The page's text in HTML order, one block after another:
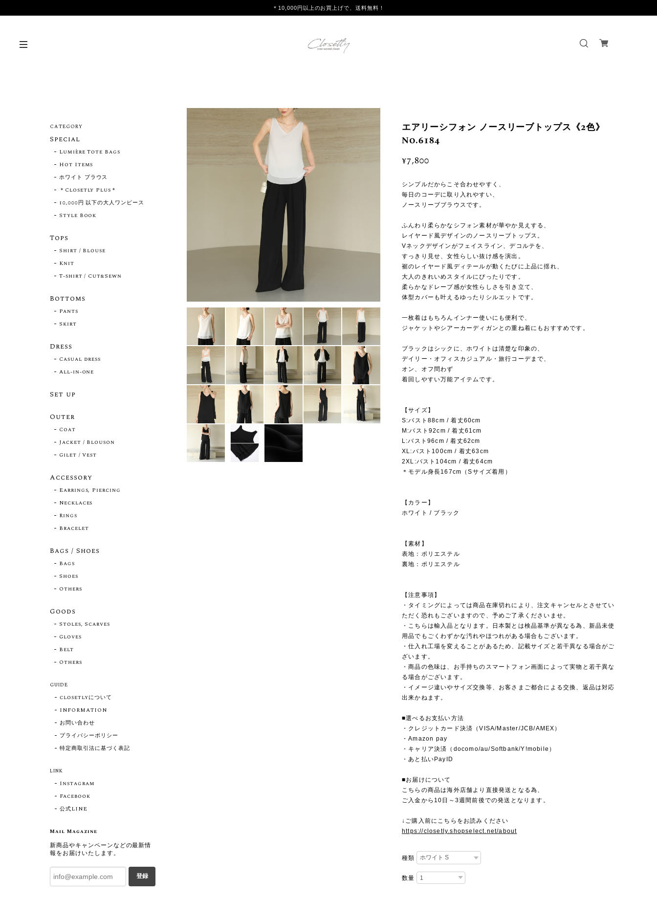
＊10,000円以上のお買上げで、送料無料！
エアリーシフォン ノースリーブトップス《2色》
No.6184
¥7,800
シンプルだからこそ合わせやすく、
毎日のコーデに取り入れやすい、
ノースリーブブラウスです。
ふんわり柔らかなシフォン素材が華やか見えする、
レイヤード風デザインのノースリーブトップス。
Vネックデザインがフェイスライン、デコルテを、
すっきり見せ、女性らしい抜け感を演出。
裾のレイヤード風ディテールが動くたびに上品に揺れ、
大人のきれいめスタイルにぴったりです。
柔らかなドレープ感が女性らしさを引き立て、
体型カバーも叶えるゆったりシルエットです。
一枚着はもちろんインナー使いにも便利で、
ジャケットやシアーカーディガンとの重ね着にもおすすめです。
ブラックはシックに、ホワイトは清楚な印象の、
デイリー・オフィスカジュアル・旅行コーデまで、
オン、オフ問わず
着回しやすい万能アイテムです。
【サイズ】
S:バスト88cm / 着丈60cm
M:バスト92cm / 着丈61cm
L:バスト96cm / 着丈62cm
XL:バスト100cm / 着丈63cm
2XL:バスト104cm / 着丈64cm
＊モデル身長167cm（Sサイズ着用）
【カラー】
ホワイト / ブラック
【素材】
表地：ポリエステル
裏地：ポリエステル
【注意事項】
・タイミングによっては商品在庫切れにより、注文キャンセルとさせてい
ただく恐れもございますので、予めご了承くださいませ。
・こちらは輸入品となります。日本製とは検品基準が異なる為、新品未使
用品でもごくわずかな汚れやほつれがある場合もございます。
・仕入れ工場を変えることがあるため、記載サイズと若干異なる場合がご
ざいます。
・商品の色味は、お手持ちのスマートフォン画面によって実物と若干異な
る場合がございます。
・イメージ違いやサイズ交換等、お客さまご都合による交換、返品は対応
出来かねます。
■選べるお支払い方法
・クレジットカード決済（VISA/Master/JCB/AMEX）
・Amazon pay
・キャリア決済（docomo/au/Softbank/Y!mobile）
・あと払いPayID
■お届けについて
こちらの商品は海外店舗より直接発送となる為、
ご入金から10日～3週間前後での発送となります。
↓ご購入前にこちらをお読みください
https://closetly.shopselect.net/about
種類
数量
CATEGORY
Special
Lumière Tote Bags
Hot Items
ホワイト ブラウス
＊Closetly Plus＊
10,000円 以下の大人ワンピース
Style Book
Tops
Shirt / Blouse
Knit
T-shirt / Cut&Sewn
Bottoms
Pants
Skirt
Dress
Casual dress
All-in-one
Set up
Outer
Coat
Jacket / Blouson
Gilet / Vest
Accessory
Earrings, Piercing
Necklaces
Rings
Bracelet
Bags / Shoes
Bags
Shoes
Others
Goods
Stoles, Scarves
Gloves
Belt
Others
GUIDE
closetlyについて
INFORMATION
お問い合わせ
プライバシーポリシー
特定商取引法に基づく表記
LINK
Instagram
Facebook
公式LINE
Mail Magazine
新商品やキャンペーンなどの最新情
報をお届けいたします。
登録